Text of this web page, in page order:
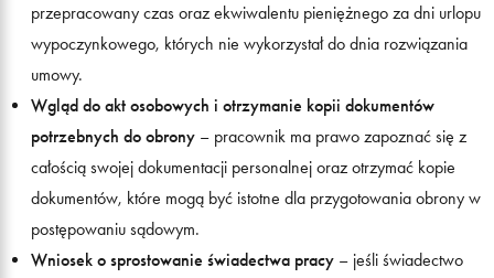
przepracowany czas oraz ekwiwalentu pieniężnego za dni urlopu
wypoczynkowego, których nie wykorzystał do dnia rozwiązania
umowy.
Wgląd do akt osobowych i otrzymanie kopii dokumentów
potrzebnych do obrony – pracownik ma prawo zapoznać się z
całością swojej dokumentacji personalnej oraz otrzymać kopie
dokumentów, które mogą być istotne dla przygotowania obrony w
postępowaniu sądowym.
Wniosek o sprostowanie świadectwa pracy – jeśli świadectwo